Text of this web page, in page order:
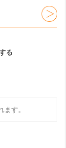
る
す。